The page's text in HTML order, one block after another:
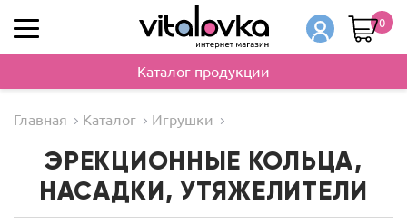
0
Каталог продукции
Главная Каталог Игрушки
ЭРЕКЦИОННЫЕ КОЛЬЦА,
НАСАДКИ, УТЯЖЕЛИТЕЛИ